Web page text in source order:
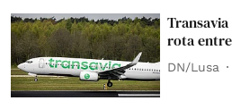
rota
DN/Lusa